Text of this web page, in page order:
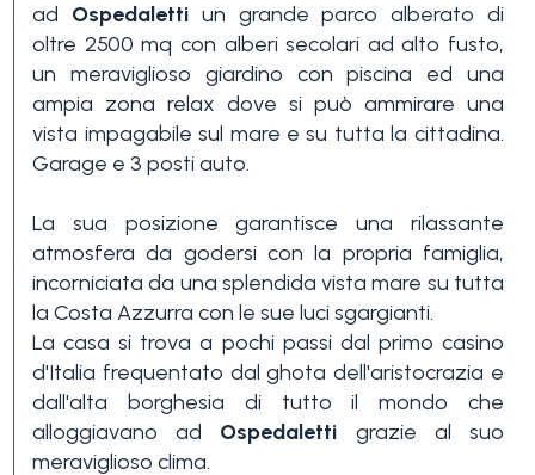
ad Ospedalettiun grande parco alberato di
oltre 2500 mq con alberi secolari ad alto fusto,
un meraviglioso giardino con piscina ed una
ampia zona relax dove si può ammirare una
vista impagabile sul mare e su tutta la cittadina.
Garage e 3 posti auto.
La sua posizione garantisce una rilassante
atmosfera da godersi con la propria famiglia,
incorniciata da una splendida vista mare su tutta
la Costa Azzurra con le sue luci sgargianti.
La casa si trova a pochi passi dal primo casino
d'Italia frequentato dal ghota dell'aristocrazia e
dall'alta borghesia di tutto il mondo che
alloggiavano ad Ospedaletti grazie al suo
meraviglioso clima.
Altre
opzioni
-
multiscelta
Balcone/Terrazzo
Ascensore
Piscina